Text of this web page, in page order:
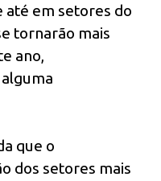
até em setores do
tornarão mais
ano,
que o
dos setores mais